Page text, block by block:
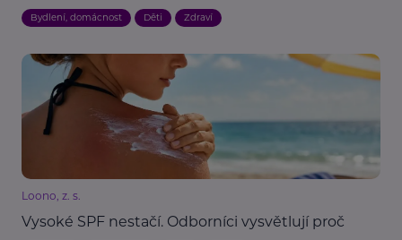
Bydlení, domácnost Děti Zdraví
Loono, z. s.
Vysoké SPF nestačí. Odborníci vysvětlují proč